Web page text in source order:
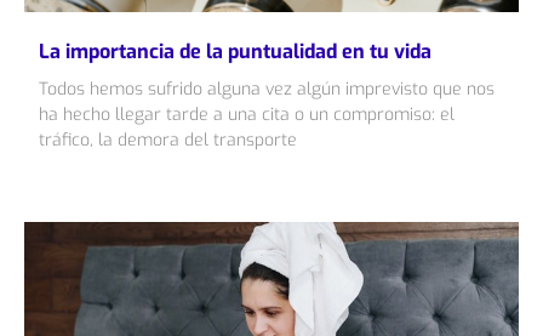
La importancia de la puntualidad en tu vida
Todos hemos sufrido alguna vez algún imprevisto que nos
ha hecho llegar tarde a una cita o un compromiso: el
tráfico, la demora del transporte